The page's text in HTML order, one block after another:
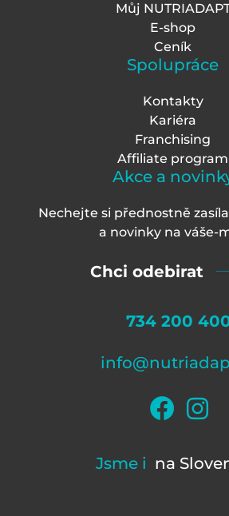
Můj
E-shop
Ceník
Spolupráce
Kontakty
Kariéra
Franchising
Affiliate program
Akce a
Nechejte si přednostně
a novinky na váše-
Chci odebirat
734 200
Jsme i na